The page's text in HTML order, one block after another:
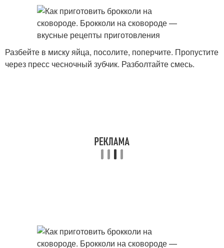
Разбейте в миску яйца, посолите, поперчите. Пропустите
через пресс чесночный зубчик. Разболтайте смесь.